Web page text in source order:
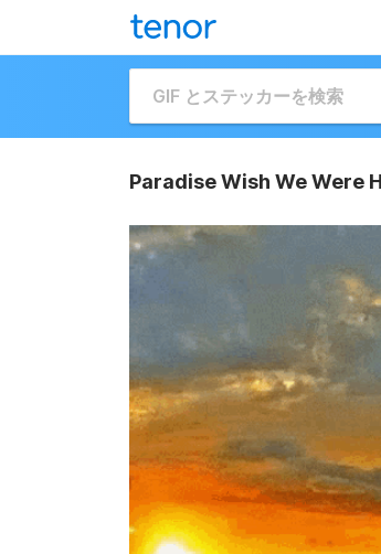
Paradise Wish We Were